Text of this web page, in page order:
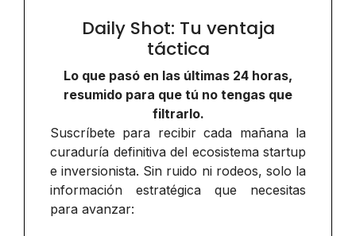
Daily Shot: Tu ventaja
táctica
Lo que pasó en las últimas 24 horas,
resumido para que tú no tengas que
filtrarlo.
Suscríbete para recibir cada mañana la
curaduría definitiva del ecosistema startup
e inversionista. Sin ruido ni rodeos, solo la
información estratégica que necesitas
para avanzar: